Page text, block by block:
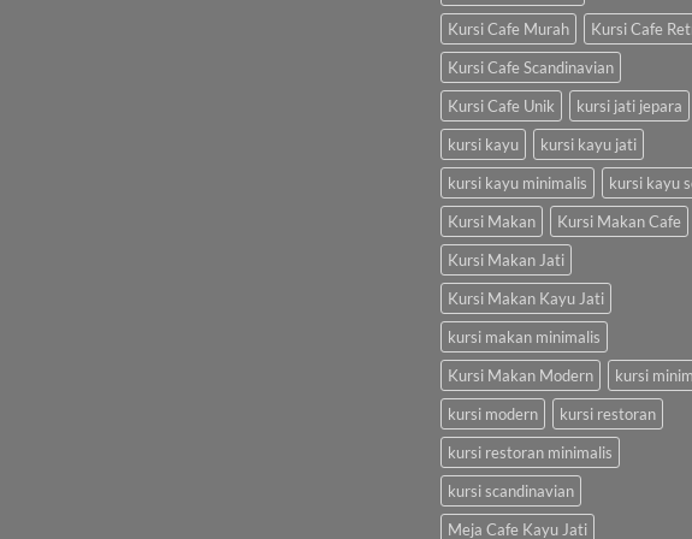
Kursi Cafe Murah
Kursi Cafe
Kursi Cafe Scandinavian
Kursi Cafe Unik
kursi jati jepara
kursi kayu
kursi kayu jati
kursi kayu minimalis
kursi kayu
Kursi Makan
Kursi Makan Cafe
Kursi Makan Jati
Kursi Makan Kayu Jati
kursi makan minimalis
Kursi Makan Modern
kursi
kursi modern
kursi restoran
kursi restoran minimalis
kursi scandinavian
Meja Cafe Kayu Jati